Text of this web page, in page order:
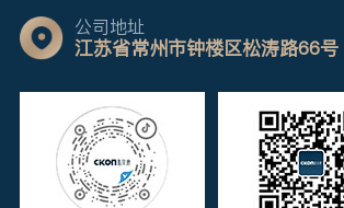
公司地址
江苏省常州市钟楼区松涛路66号